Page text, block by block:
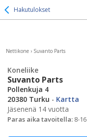
Hakutulokset
Nettikone › Suvanto Parts
Koneliike
Suvanto Parts
Pollenkuja 4
20380 Turku - Kartta
Jäsenenä 14 vuotta
Paras aika tavoitella: 8-16